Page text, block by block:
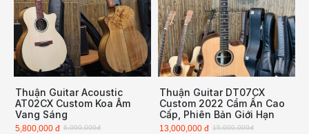
Thuận Guitar Acoustic
AT02CX Custom Koa Âm
Vang Sáng
6,000,000đ
5,800,000 đ
Thuận Guitar DT07CX
Custom 2022 Cẩm Ấn Cao
Cấp, Phiên Bản Giới Hạn
15,000,000đ
13,000,000 đ